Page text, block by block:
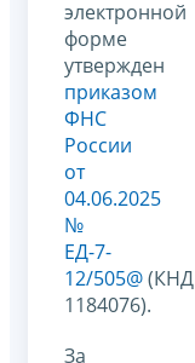
электронной
форме
утвержден
приказом
ФНС
России
от
04.06.2025
№
ЕД-7-
12/505@(КНД
1184076).
За